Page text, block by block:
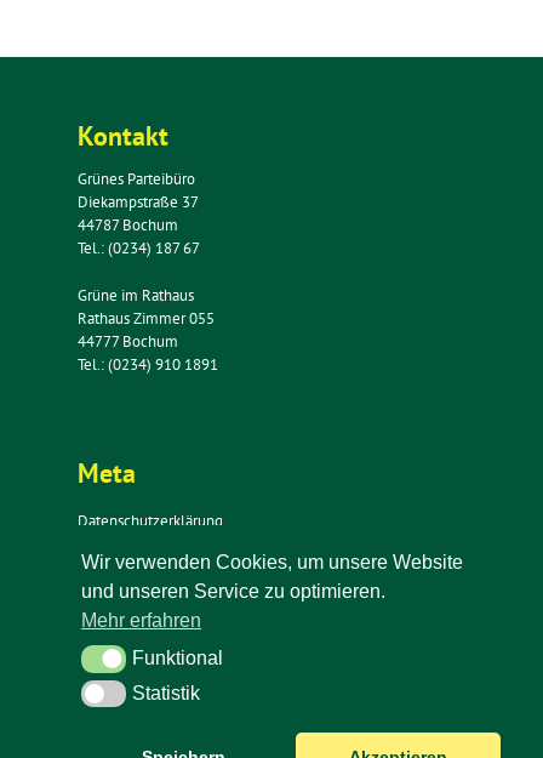
Kontakt
Grünes Parteibüro
Diekampstraße 37
44787 Bochum
Tel.: (0234) 187 67
Grüne im Rathaus
Rathaus Zimmer 055
44777 Bochum
Tel.: (0234) 910 1891
Meta
Datenschutzerklärung
Impressum
Kontakt
Newsletter
Wir verwenden Cookies, um unsere Website
und unseren Service zu optimieren.
Mehr erfahren
FunktionalFunktional
StatistikStatistik